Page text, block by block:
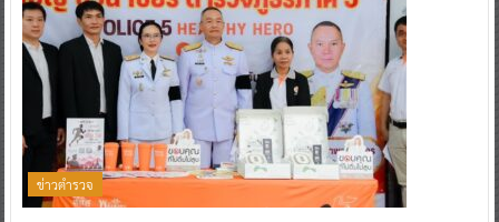
ข่าวตำรวจ